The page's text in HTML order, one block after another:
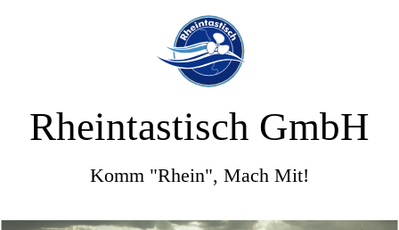
Rheintastisch GmbH
Komm "Rhein", Mach Mit!